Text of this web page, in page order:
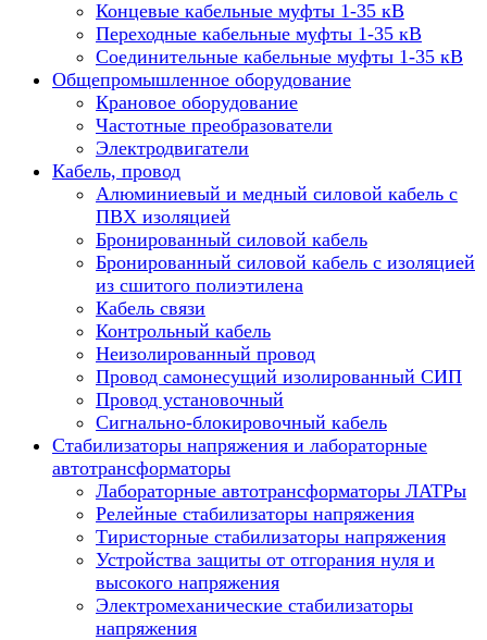
Концевые кабельные муфты 1-35 кВ
Переходные кабельные муфты 1-35 кВ
Соединительные кабельные муфты 1-35 кВ
Общепромышленное оборудование
Крановое оборудование
Частотные преобразователи
Электродвигатели
Кабель, провод
Алюминиевый и медный силовой кабель с
ПВХ изоляцией
Бронированный силовой кабель
Бронированный силовой кабель с изоляцией
из сшитого полиэтилена
Кабель связи
Контрольный кабель
Неизолированный провод
Провод самонесущий изолированный СИП
Провод установочный
Сигнально-блокировочный кабель
Стабилизаторы напряжения и лабораторные
автотрансформаторы
Лабораторные автотрансформаторы ЛАТРы
Релейные стабилизаторы напряжения
Тиристорные стабилизаторы напряжения
Устройства защиты от отгорания нуля и
высокого напряжения
Электромеханические стабилизаторы
напряжения